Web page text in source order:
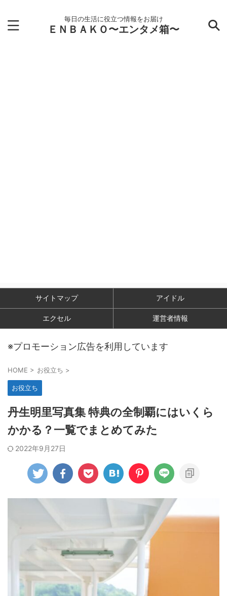
毎日の生活に役立つ情報をお届け
ＥＮＢＡＫＯ〜エンタメ箱〜
サイトマップ アイドル
エクセル 運営者情報
※プロモーション広告を利用しています
HOME > お役立ち >
お役立ち
丹生明里写真集 特典の全制覇にはいくら
かかる？一覧でまとめてみた
2022年9月27日